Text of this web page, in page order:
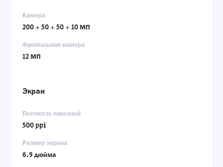
Камера
200 + 50 + 50 + 10 МП
Фронтальная камера
12 МП
Экран
Плотность пикселей
500 ppi
Размер экрана
6.9 дюйма